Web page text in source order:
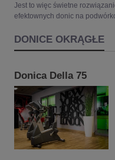
Jest to więc świetne
efektownych donic na
DONICE OKRĄGŁE
Donica Della 75